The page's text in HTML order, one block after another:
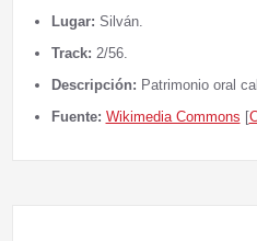
Lugar: Silván.
Track: 2/56.
Descripción: Patrimonio oral
Fuente: Wikimedia Commons [